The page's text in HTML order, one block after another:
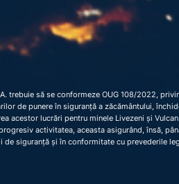
trebuie să se conformeze OUG 108/2022,
de punere în siguranță a zăcământului,
acestor lucrări pentru minele Livezeni și
activitatea, aceasta asigurând, însă,
siguranță și în conformitate cu prevederile